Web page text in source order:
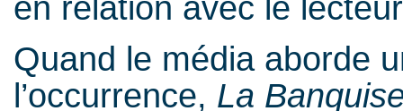
en relation avec le
Quand le média aborde
l’occurrence, La